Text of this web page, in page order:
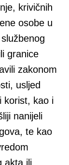
krivičnih
osobe u
granice
zakonom
usljed
korist, kao i
nanijeli
te kao
akta ili